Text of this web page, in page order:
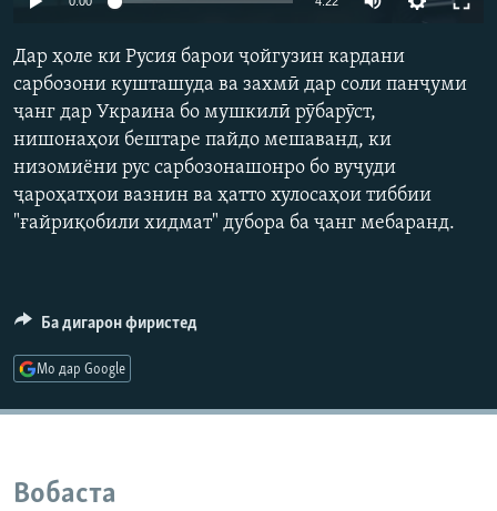
ПАЙГИРӢ КУНЕД
Auto 240p 360p 480p
1080p
1080p
Дар ҳоле ки Русия барои ҷойгузин кардани
сарбозони кушташуда ва захмӣ дар соли панҷуми
ҷанг дар Украина бо мушкилӣ рӯбарӯст,
нишонаҳои бештаре пайдо мешаванд, ки
низомиёни рус сарбозонашонро бо вуҷуди
ҷароҳатҳои вазнин ва ҳатто хулосаҳои тиббии
"ғайриқобили хидмат" дубора ба ҷанг мебаранд.
Ба дигарон фиристед
Мо дар Google
Вобаста